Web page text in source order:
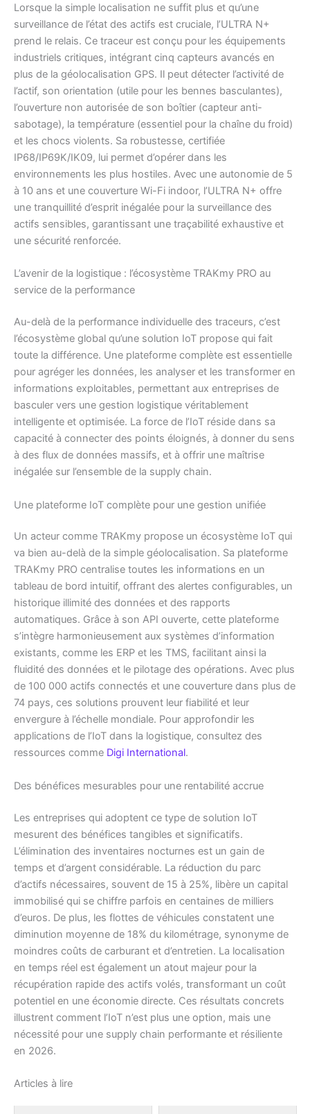
Lorsque la simple localisation ne suffit plus et qu’une
surveillance de l’état des actifs est cruciale, l’ULTRA N+
prend le relais. Ce traceur est conçu pour les équipements
industriels critiques, intégrant cinq capteurs avancés en
plus de la géolocalisation GPS. Il peut détecter l’activité de
l’actif, son orientation (utile pour les bennes basculantes),
l’ouverture non autorisée de son boîtier (capteur anti-
sabotage), la température (essentiel pour la chaîne du froid)
et les chocs violents. Sa robustesse, certifiée
IP68/IP69K/IK09, lui permet d’opérer dans les
environnements les plus hostiles. Avec une autonomie de 5
à 10 ans et une couverture Wi-Fi indoor, l’ULTRA N+ offre
une tranquillité d’esprit inégalée pour la surveillance des
actifs sensibles, garantissant une traçabilité exhaustive et
une sécurité renforcée.
L’avenir de la logistique : l’écosystème TRAKmy PRO au
service de la performance
Au-delà de la performance individuelle des traceurs, c’est
l’écosystème global qu’une solution IoT propose qui fait
toute la différence. Une plateforme complète est essentielle
pour agréger les données, les analyser et les transformer en
informations exploitables, permettant aux entreprises de
basculer vers une gestion logistique véritablement
intelligente et optimisée. La force de l’IoT réside dans sa
capacité à connecter des points éloignés, à donner du sens
à des flux de données massifs, et à offrir une maîtrise
inégalée sur l’ensemble de la supply chain.
Une plateforme IoT complète pour une gestion unifiée
Un acteur comme TRAKmy propose un écosystème IoT qui
va bien au-delà de la simple géolocalisation. Sa plateforme
TRAKmy PRO centralise toutes les informations en un
tableau de bord intuitif, offrant des alertes configurables, un
historique illimité des données et des rapports
automatiques. Grâce à son API ouverte, cette plateforme
s’intègre harmonieusement aux systèmes d’information
existants, comme les ERP et les TMS, facilitant ainsi la
fluidité des données et le pilotage des opérations. Avec plus
de 100 000 actifs connectés et une couverture dans plus de
74 pays, ces solutions prouvent leur fiabilité et leur
envergure à l’échelle mondiale. Pour approfondir les
applications de l’IoT dans la logistique, consultez des
ressources comme Digi International.
Des bénéfices mesurables pour une rentabilité accrue
Les entreprises qui adoptent ce type de solution IoT
mesurent des bénéfices tangibles et significatifs.
L’élimination des inventaires nocturnes est un gain de
temps et d’argent considérable. La réduction du parc
d’actifs nécessaires, souvent de 15 à 25%, libère un capital
immobilisé qui se chiffre parfois en centaines de milliers
d’euros. De plus, les flottes de véhicules constatent une
diminution moyenne de 18% du kilométrage, synonyme de
moindres coûts de carburant et d’entretien. La localisation
en temps réel est également un atout majeur pour la
récupération rapide des actifs volés, transformant un coût
potentiel en une économie directe. Ces résultats concrets
illustrent comment l’IoT n’est plus une option, mais une
nécessité pour une supply chain performante et résiliente
en 2026.
Articles à lire